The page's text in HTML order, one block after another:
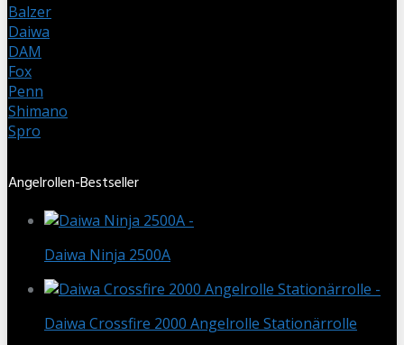
Balzer
Daiwa
DAM
Fox
Penn
Shimano
Spro
Angelrollen-Bestseller
Daiwa Ninja 2500A
Daiwa Crossfire 2000 Angelrolle Stationärrolle